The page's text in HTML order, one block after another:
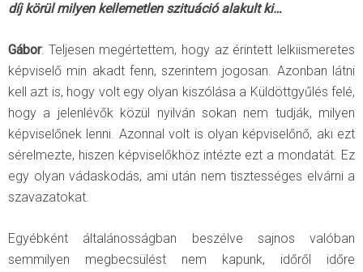
díj körül milyen kellemetlen szituáció alakult ki…
Gábor: Teljesen megértettem, hogy az érintett lelkiismeretes
képviselő min akadt fenn, szerintem jogosan. Azonban látni
kell azt is, hogy volt egy olyan kiszólása a Küldöttgyűlés felé,
hogy a jelenlévők közül nyilván sokan nem tudják, milyen
képviselőnek lenni. Azonnal volt is olyan képviselőnő, aki ezt
sérelmezte, hiszen képviselőkhöz intézte ezt a mondatát. Ez
egy olyan vádaskodás, ami után nem tisztességes elvárni a
szavazatokat.
Egyébként általánosságban beszélve sajnos valóban
semmilyen megbecsülést nem kapunk, időről időre